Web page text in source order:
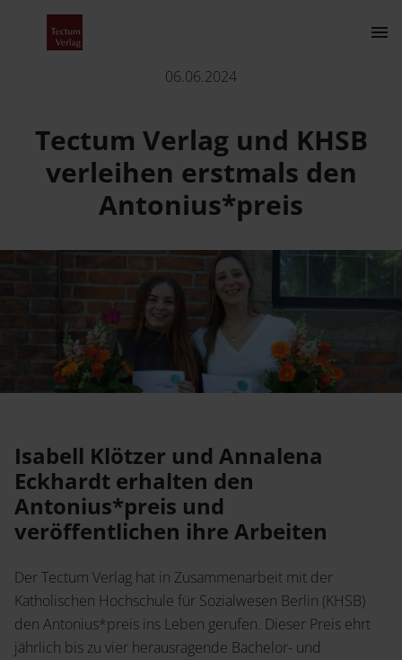
Über uns
News
Termine
Programm
Fachbereiche
Prospekte und Kataloge
Open Access
Wissenschaftlich publizieren
Handelsinfo
Presse
Shop
Inlibra
Kontakt
Tectum Verlag und KHSB verleihen erstmals den
06.06.2024
Tectum Verlag und KHSB
verleihen erstmals den
Antonius*preis
Isabell Klötzer und Annalena
Eckhardt erhalten den
Antonius*preis und
veröffentlichen ihre Arbeiten
Der Tectum Verlag hat in Zusammenarbeit mit der
Katholischen Hochschule für Sozialwesen Berlin (KHSB)
den Antonius*preis ins Leben gerufen. Dieser Preis ehrt
jährlich bis zu vier herausragende Bachelor- und